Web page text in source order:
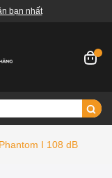
bạn nhất
I 108 dB